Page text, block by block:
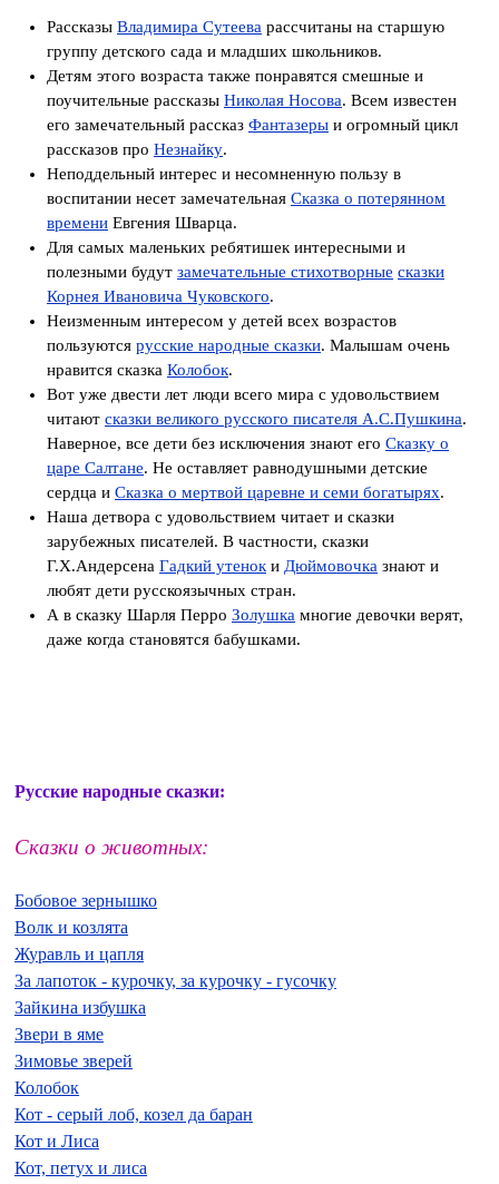
Рассказы Владимира Сутеева рассчитаны на старшую
группу детского сада и младших школьников.
Детям этого возраста также понравятся смешные и
поучительные рассказы Николая Носова. Всем известен
его замечательный рассказ Фантазеры и огромный цикл
рассказов про Незнайку.
Неподдельный интерес и несомненную пользу в
воспитании несет замечательная Сказка о потерянном
времени Евгения Шварца.
Для самых маленьких ребятишек интересными и
полезными будут замечательные стихотворные сказки
Корнея Ивановича Чуковского.
Неизменным интересом у детей всех возрастов
пользуются русские народные сказки. Малышам очень
нравится сказка Колобок.
Вот уже двести лет люди всего мира с удовольствием
читают сказки великого русского писателя А.С.Пушкина.
Наверное, все дети без исключения знают его Сказку о
царе Салтане. Не оставляет равнодушными детские
сердца и Сказка о мертвой царевне и семи богатырях.
Наша детвора с удовольствием читает и сказки
зарубежных писателей. В частности, сказки
Г.Х.Андерсена Гадкий утенок и Дюймовочка знают и
любят дети русскоязычных стран.
А в сказку Шарля Перро Золушка многие девочки верят,
даже когда становятся бабушками.
Русские народные сказки:
Сказки о животных:
Бобовое зернышко
Волк и козлята
Журавль и цапля
За лапоток - курочку, за курочку - гусочку
Зайкина избушка
Звери в яме
Зимовье зверей
Колобок
Кот - серый лоб, козел да баран
Кот и Лиса
Кот, петух и лиса